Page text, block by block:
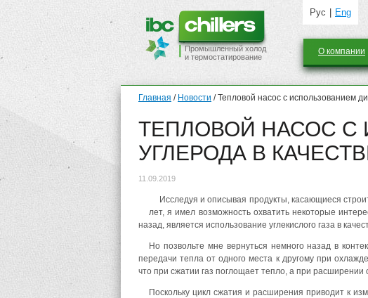
Промышленный холод
и термостатирование
Рус Eng
О компании
Главная / Новости /Тепловой насос с использованием
ТЕПЛОВОЙ НАСОС С
УГЛЕРОДА В
11.09.2019
Исследуя и описывая продукты, касающиеся
лет, я имел возможность охватить некоторые
назад, является использование углекислого газа в
Но позвольте мне вернуться немного назад в
передачи тепла от одного места к другому при
что при сжатии газ поглощает тепло, а при
Поскольку цикл сжатия и расширения приводит к